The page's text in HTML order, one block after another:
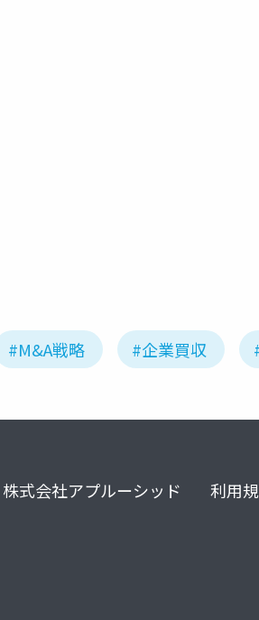
ティング
#M&A戦略 #企業買収
式会社アプルーシッド 利用